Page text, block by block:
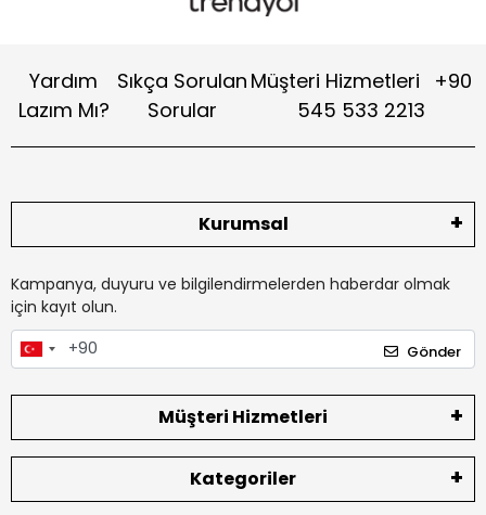
Yardım
Lazım Mı?
Sıkça Sorulan
Sorular
Müşteri Hizmetleri
+90
545 533 2213
Kurumsal
Kampanya, duyuru ve bilgilendirmelerden haberdar olmak
için kayıt olun.
Gönder
Müşteri Hizmetleri
Kategoriler